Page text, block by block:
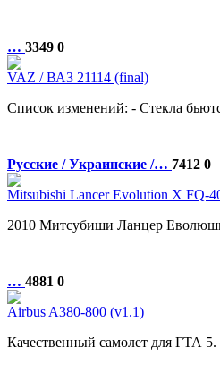
… 3349 0
VAZ / ВАЗ 21114 (final)
Список изменений: - Стекла
Русские / Украинские /… 7412 0
Mitsubishi Lancer Evolution X FQ-
2010 Митсубиши Ланцер
… 4881 0
Airbus A380-800 (v1.1)
Качественный самолет для ГТА